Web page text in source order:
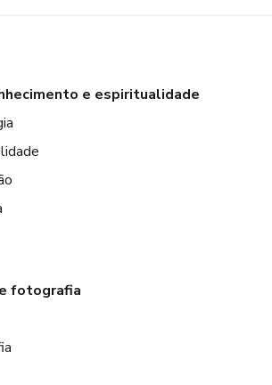
e espiritualidade
fotografia